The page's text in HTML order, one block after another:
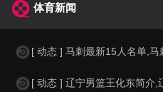
体育新闻
[ 动态 ] 马刺最新15人名单,马
[ 动态 ] 辽宁男篮王化东简介,辽